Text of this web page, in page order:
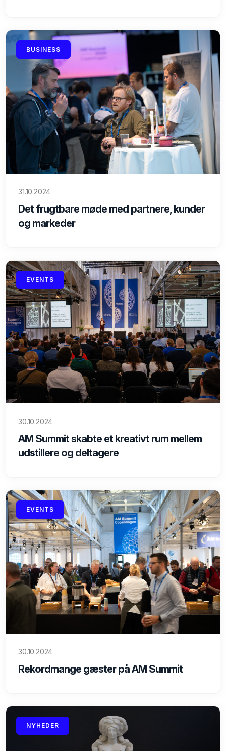
BUSINESS
31.10.2024
Det frugtbare møde med partnere, kunder
og markeder
EVENTS
30.10.2024
AM Summit skabte et kreativt rum mellem
udstillere og deltagere
EVENTS
30.10.2024
Rekordmange gæster på AM Summit
NYHEDER